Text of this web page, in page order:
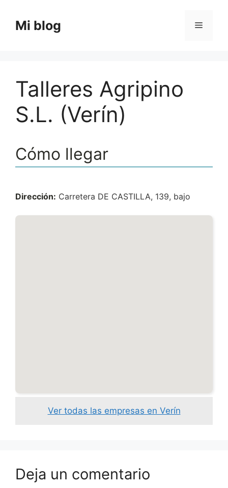
contenido
Mi blog Menú
Talleres Agripino
S.L. (Verín)
Cómo llegar
Dirección: Carretera DE CASTILLA, 139, bajo
Ver todas las empresas en Verín
Deja un comentario